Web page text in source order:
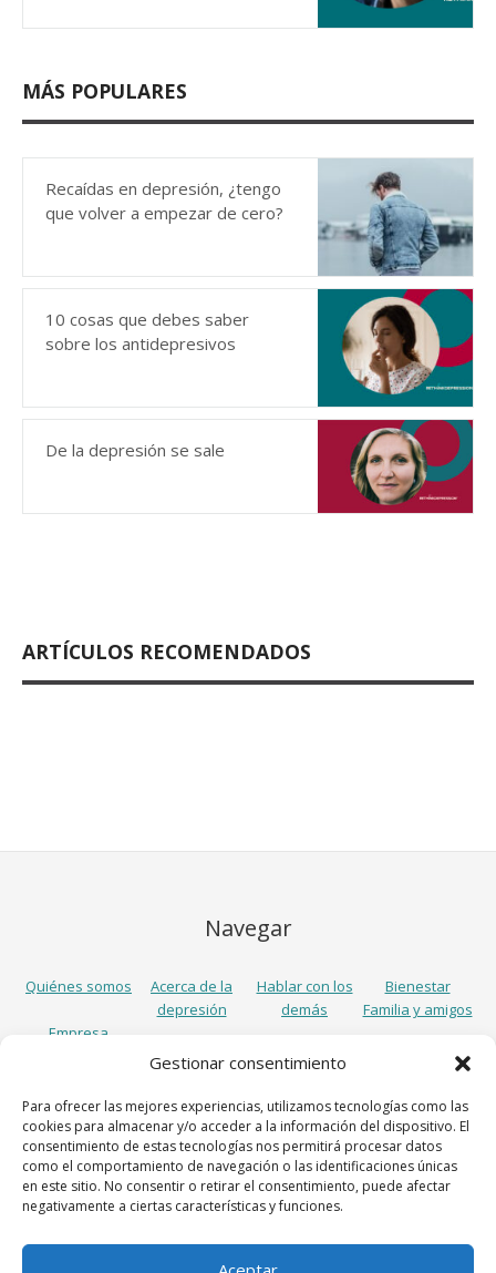
Gestionar consentimiento
Para ofrecer las mejores experiencias, utilizamos tecnologías como las
cookies para almacenar y/o acceder a la información del dispositivo. El
consentimiento de estas tecnologías nos permitirá procesar datos
como el comportamiento de navegación o las identificaciones únicas
en este sitio. No consentir o retirar el consentimiento, puede afectar
negativamente a ciertas características y funciones.
MÁS POPULARES
Recaídas en depresión, ¿tengo
que volver a empezar de cero?
10 cosas que debes saber
sobre los antidepresivos
De la depresión se sale
ARTÍCULOS RECOMENDADOS
Navegar
Quiénes somos
Acerca de la
depresión
Hablar con los
demás
Bienestar
Familia y amigos
Empresa
Síguenos